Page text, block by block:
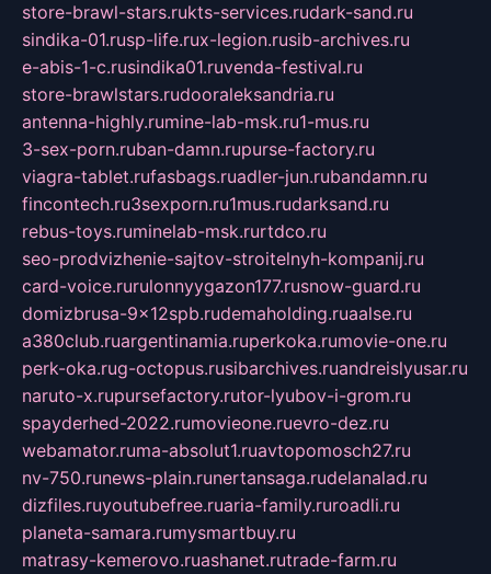
store-brawl-stars.rukts-services.rudark-sand.ru
sindika-01.rusp-life.rux-legion.rusib-archives.ru
e-abis-1-c.rusindika01.ruvenda-festival.ru
store-brawlstars.rudooraleksandria.ru
antenna-highly.rumine-lab-msk.ru1-mus.ru
3-sex-porn.ruban-damn.rupurse-factory.ru
viagra-tablet.rufasbags.ruadler-jun.rubandamn.ru
fincontech.ru3sexporn.ru1mus.rudarksand.ru
rebus-toys.ruminelab-msk.rurtdco.ru
seo-prodvizhenie-sajtov-stroitelnyh-kompanij.ru
card-voice.rurulonnyygazon177.rusnow-guard.ru
domizbrusa-9x12spb.rudemaholding.ruaalse.ru
a380club.ruargentinamia.ruperkoka.rumovie-one.ru
perk-oka.rug-octopus.rusibarchives.ruandreislyusar.ru
naruto-x.rupursefactory.rutor-lyubov-i-grom.ru
spayderhed-2022.rumovieone.ruevro-dez.ru
webamator.ruma-absolut1.ruavtopomosch27.ru
nv-750.runews-plain.runertansaga.rudelanalad.ru
dizfiles.ruyoutubefree.ruaria-family.ruroadli.ru
planeta-samara.rumysmartbuy.ru
matrasy-kemerovo.ruashanet.rutrade-farm.ru